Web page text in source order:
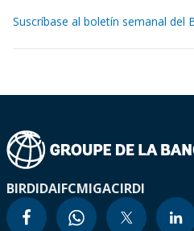
Suscríbase al boletín semanal del
BIRDIDAIFCMIGACIRDI